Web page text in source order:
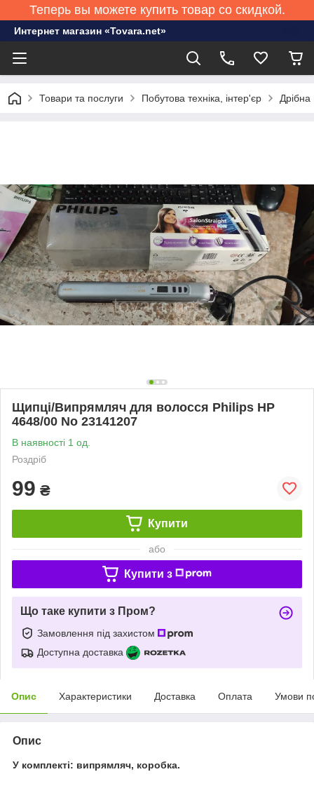
Теперь вы можете купить товар со скидкой.
Интернет магазин «Tovara.net»
Товари та послуги Побутова техніка, інтер'єр Дрібна
Щипці/Випрямляч для волосся Philips HP
4648/00 No 23141207
В наявності 1 од.
Роздріб
99 ₴
Купити
або
Купити з
Що таке купити з Пром?
Замовлення під захистом
Доступна доставка
Опис Характеристики Доставка Оплата Умови
Опис
У комплекті: випрямляч, коробка.